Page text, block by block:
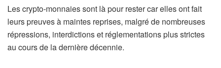
Les crypto-monnaies sont là pour rester car elles ont fait
leurs preuves à maintes reprises, malgré de nombreuses
répressions, interdictions et réglementations plus strictes
au cours de la dernière décennie.